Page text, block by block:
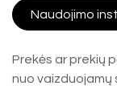
Naudojimo
Prekės ar prekių
nuo vaizduojamų